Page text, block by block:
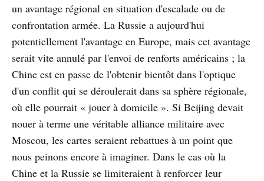
un avantage régional en situation d'escalade ou de
confrontation armée. La Russie a aujourd'hui
potentiellement l'avantage en Europe, mais cet avantage
serait vite annulé par l'envoi de renforts américains ; la
Chine est en passe de l'obtenir bientôt dans l'optique
d'un conflit qui se déroulerait dans sa sphère régionale,
où elle pourrait « jouer à domicile ». Si Beijing devait
nouer à terme une véritable alliance militaire avec
Moscou, les cartes seraient rebattues à un point que
nous peinons encore à imaginer. Dans le cas où la
Chine et la Russie se limiteraient à renforcer leur